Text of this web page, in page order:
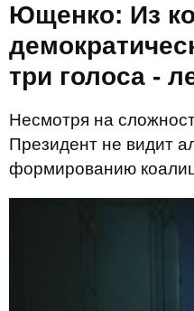
Ющенко: Из
три голоса -
Несмотря на
Президент не видит
формированию